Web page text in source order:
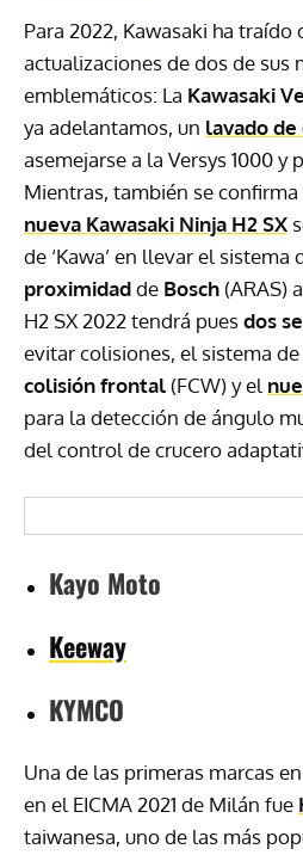
Para 2022, Kawasaki ha
actualizaciones de dos de sus
emblemáticos: La Kawasaki
ya adelantamos, un lavado de
asemejarse a la Versys 1000 y
Mientras, también se confirma
nueva Kawasaki Ninja H2 SX
de ‘Kawa’ en llevar el sistema
proximidadde Bosch(ARAS)
H2 SX 2022 tendrá puesdos
evitar colisiones, el sistema de
colisión frontal(FCW) y el
para la detección de ángulo
del control de crucero
Kayo Moto
Keeway
KYMCO
Una de las primeras marcas
en el EICMA 2021 de Milán fue
taiwanesa, uno de las más